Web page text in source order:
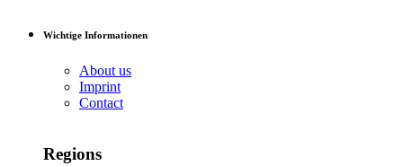
Wichtige Informationen
About us
Imprint
Contact
Regions